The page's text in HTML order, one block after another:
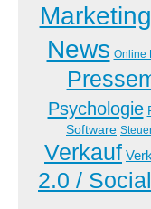
Marketing
News Online
Psychologie
Software
Verkauf
2.0 /